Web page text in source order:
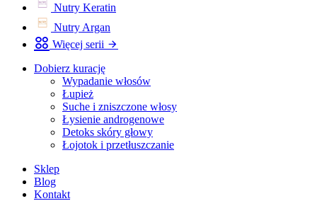
Nutry Keratin
Nutry Argan
Więcej serii
Dobierz kurację
Wypadanie włosów
Łupież
Suche i zniszczone włosy
Łysienie androgenowe
Detoks skóry głowy
Łojotok i przetłuszczanie
Sklep
Blog
Kontakt